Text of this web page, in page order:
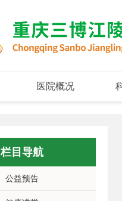
医院概况
栏目导航
公益预告